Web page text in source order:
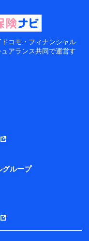
コモ・フィナンシャル
アランス共同で運営す
グループ